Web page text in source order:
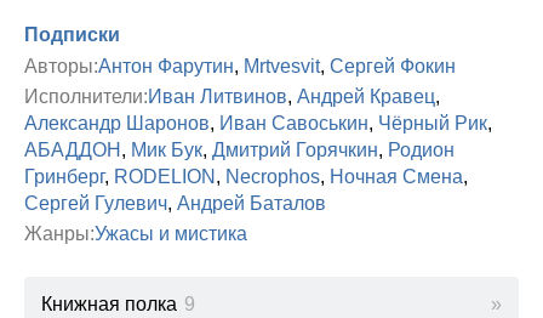
Подписки
Авторы:Антон Фарутин, Mrtvesvit, Сергей Фокин
Исполнители:Иван Литвинов, Андрей Кравец,
Александр Шаронов, Иван Савоськин, Чёрный Рик,
АБАДДОН , Мик Бук, Дмитрий Горячкин, Родион
Гринберг, RODELION , Necrophos, Ночная Смена,
Сергей Гулевич, Андрей Баталов
Жанры:Ужасы и мистика
Книжная полка 9